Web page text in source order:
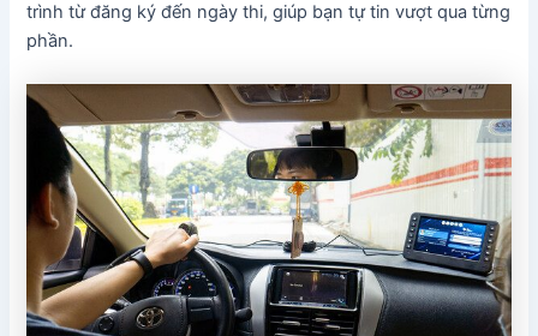
trình từ đăng ký đến ngày thi, giúp bạn tự tin vượt qua từng
phần.